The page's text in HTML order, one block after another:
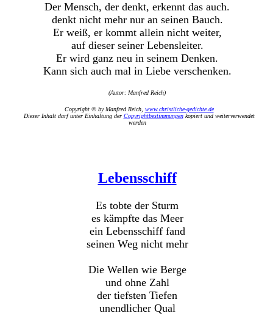
Der Mensch, der denkt, erkennt das auch.
denkt nicht mehr nur an seinen Bauch.
Er weiß, er kommt allein nicht weiter,
auf dieser seiner Lebensleiter.
Er wird ganz neu in seinem Denken.
Kann sich auch mal in Liebe verschenken.
(Autor: Manfred Reich)
Copyright © by Manfred Reich, www.christliche-gedichte.de
Dieser Inhalt darf unter Einhaltung der Copyrightbestimmungenkopiert und weiterverwendet
werden
Lebensschiff
Es tobte der Sturm
es kämpfte das Meer
ein Lebensschiff fand
seinen Weg nicht mehr
Die Wellen wie Berge
und ohne Zahl
der tiefsten Tiefen
unendlicher Qual